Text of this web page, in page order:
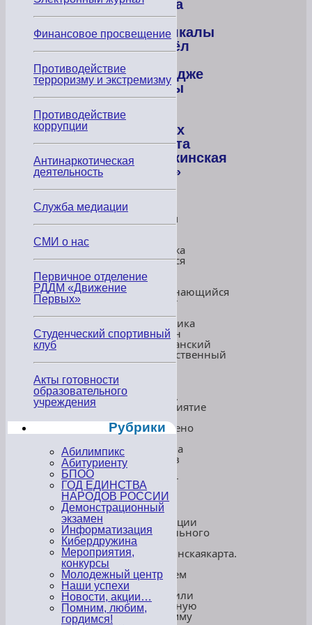
балета
г.
Махачкалы
прошёл
колледже
сферы
услуг
рамках
проекта
«Пушкинская
карта»
актовом
зале
колледжа
состоялся
яркий
и
запоминающийся
концерт
ГБУ
Республика
Дагестан
«Дагестанский
государственный
театр
балета».
Мероприятие
посвящено
Году
единства
народов
Концерт
прошёл
в
рамках
реализации
федерального
проекта
#Пушкинскаякарта.
событием
мы
завершили
культурную
программу
Финансовое просвещение
Противодействие
терроризму и экстремизму
Противодействие
коррупции
Антинаркотическая
деятельность
Служба медиации
СМИ о нас
Первичное отделение
РДДМ «Движение
Первых»
Студенческий спортивный
клуб
Акты готовности
образовательного
учреждения
Рубрики
Абилимпикс
Абитуриенту
БПОО
ГОД ЕДИНСТВА
НАРОДОВ РОССИИ
Демонстрационный
экзамен
Информатизация
Кибердружина
Мероприятия,
конкурсы
Молодежный центр
Наши успехи
Новости, акции…
Помним, любим,
гордимся!